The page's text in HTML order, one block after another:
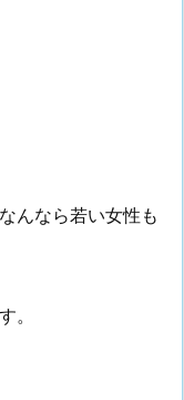
んなら若い女性も
。